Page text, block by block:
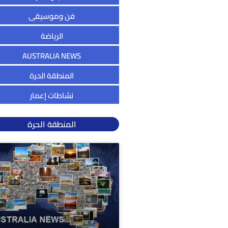
فن وموسيقى
الرياضة
AUSTRALIA NEWS
المنطقة الحرة
نشاطات إعمار
المنطقة الحرة